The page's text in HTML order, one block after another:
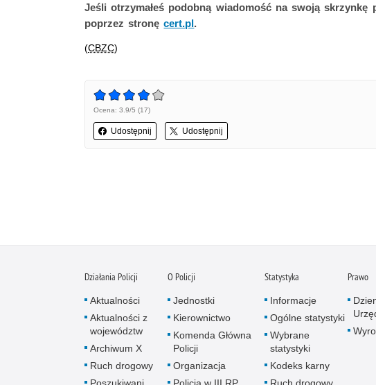
Jeśli otrzymałeś podobną wiadomość na swoją
poprzez stronęcert.pl.
(CBZC)
Ocena: 3.9/5 (17)
Udostępnij Udostępnij
Działania Policji
Aktualności
Aktualności z
województw
Archiwum X
Ruch drogowy
O Policji
Jednostki
Kierownictwo
Komenda Główna
Policji
Organizacja
Statystyka
Informacje
Ogólne statystyki
Wybrane
statystyki
Kodeks karny
Prawo